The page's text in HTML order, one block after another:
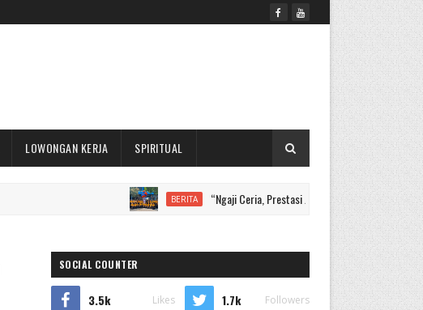
LOWONGAN KERJA SPIRITUAL
BERITA “Ngaji Ceria, Prestasi Juara, Santri Mendunia”, MI
SOCIAL COUNTER
3.5k Likes 1.7k Followers